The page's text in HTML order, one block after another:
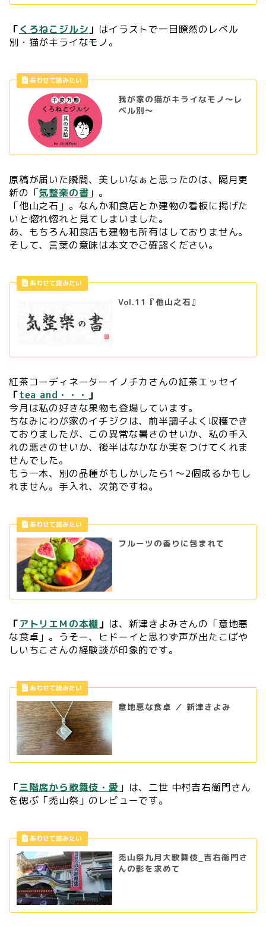
「くろねこジルシ」 はイラストで一目瞭然のレベル
別・猫がキライなモノ。
我が家の猫がキライなモノ〜レ
ベル別〜
原稿が届いた瞬間、美しいなぁと思ったのは、隔月更
新の「気整楽の書 」。
「他山之石」。なんか和食店とか建物の看板に掲げた
いと惚れ惚れと見てしまいました。
あ、もちろん和食店も建物も所有はしておりません。
そして、言葉の意味は本文でご確認ください。
Vol.11『他山之石』
紅茶コーディネーターイノチカさんの紅茶エッセイ
「tea and・・・ 」
今月は私の好きな果物も登場しています。
ちなみにわが家のイチジクは、前半調子よく収穫でき
ておりましたが、この異常な暑さのせいか、私の手入
れの悪さのせいか、後半はなかなか実をつけてくれま
せんでした。
もう一本、別の品種がもしかしたら1～2個成るかもし
れません。手入れ、次第ですね。
フルーツの香りに包まれて
「アトリエＭの本棚 」 は、新津きよみさんの「意地悪
な食卓」。うそー、ヒドーイと思わず声が出たこばや
しいちこさんの経験談が印象的です。
意地悪な食卓 ／ 新津きよみ
「三階席から歌舞伎・愛 」は、二世 中村吉右衛門さん
を偲ぶ「禿山祭」のレビューです。
禿山祭九月大歌舞伎_吉右衛門さ
んの影を求めて